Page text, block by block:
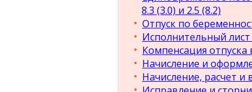
8.3 (3.0) и 2.5 (8.2)
Отпуск по
Исполнительный лист
Компенсация отпуска
Начисление и
Начисление, расчет